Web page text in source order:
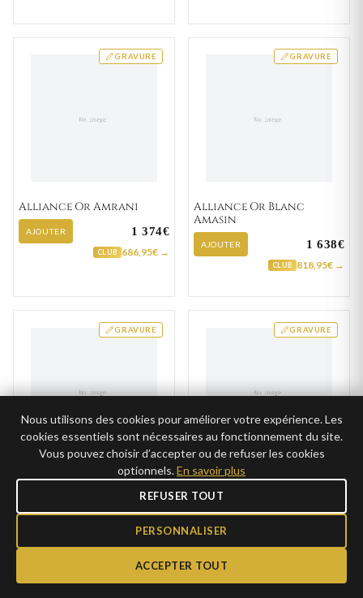
GRAVURE
Alliance Or Amrani
AJOUTER 1 374€
CLUB 686,95€ →
GRAVURE
Alliance Or Blanc
Amasin
AJOUTER 1 638€
CLUB 818,95€ →
GRAVURE
Alliance Or Blanc
AJOUTER 1 931€
965,25€ →
GRAVURE
Alliance Or Blanc
Douohou
AJOUTER 2 210€
Nous utilisons des cookies pour améliorer votre expérience. Les
cookies essentiels sont nécessaires au fonctionnement du site.
Vous pouvez choisir d’accepter ou de refuser les cookies
optionnels.En savoir plus
REFUSER TOUT
PERSONNALISER
ACCEPTER TOUT